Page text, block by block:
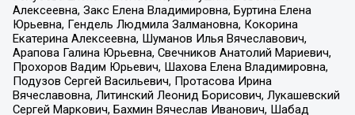
Алексеевна, Закс Елена Владимировна, Буртина Елена
Юрьевна, Гендель Людмила Залмановна, Кокорина
Екатерина Алексеевна, Шуманов Илья Вячеславович,
Арапова Галина Юрьевна, Свечников Анатолий Мариевич,
Прохоров Вадим Юрьевич, Шахова Елена Владимировна,
Подузов Сергей Васильевич, Протасова Ирина
Вячеславовна, Литинский Леонид Борисович, Лукашевский
Сергей Маркович, Бахмин Вячеслав Иванович, Шабад